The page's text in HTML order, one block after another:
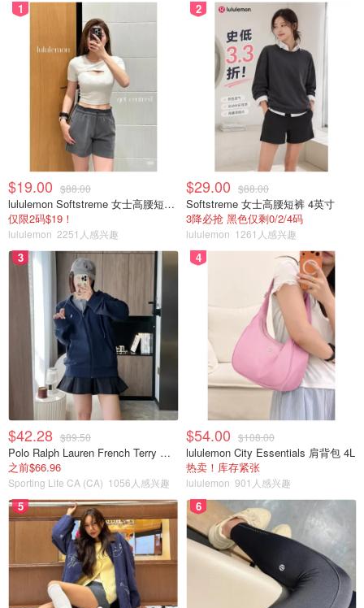
1
$19.00 $88.00
lululemon Softstreme 女士高腰短裤 10cm
仅限2码$19！
lululemon 2251人感兴趣
2
$29.00 $88.00
Softstreme 女士高腰短裤 4英寸
3降必抢 黑色仅剩0/2/4码
lululemon 1261人感兴趣
3
$42.28 $89.50
Polo Ralph Lauren French Terry 女童连帽卫衣 7-16码
之前$66.96
Sporting Life CA (CA) 1056人感兴趣
4
$54.00 $108.00
lululemon City Essentials 肩背包 4L
热卖！库存紧张
lululemon 901人感兴趣
5 6